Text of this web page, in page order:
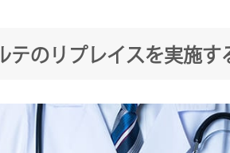
テのリプレイスを実施す